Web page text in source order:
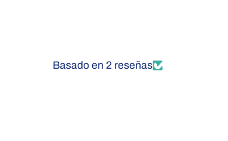
Basado en 2 reseñas